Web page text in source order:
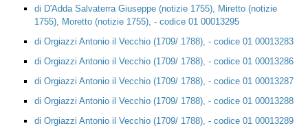
di D'Adda Salvaterra Giuseppe (notizie 1755), Miretto (notizie
1755), Moretto (notizie 1755), - codice 01 00013295
di Orgiazzi Antonio il Vecchio (1709/ 1788), - codice 01 00013283
di Orgiazzi Antonio il Vecchio (1709/ 1788), - codice 01 00013286
di Orgiazzi Antonio il Vecchio (1709/ 1788), - codice 01 00013287
di Orgiazzi Antonio il Vecchio (1709/ 1788), - codice 01 00013288
di Orgiazzi Antonio il Vecchio (1709/ 1788), - codice 01 00013289